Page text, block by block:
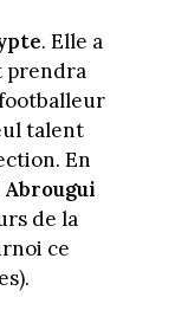
. Elle a
prendra
talent
En
Abrougui
de la
ce